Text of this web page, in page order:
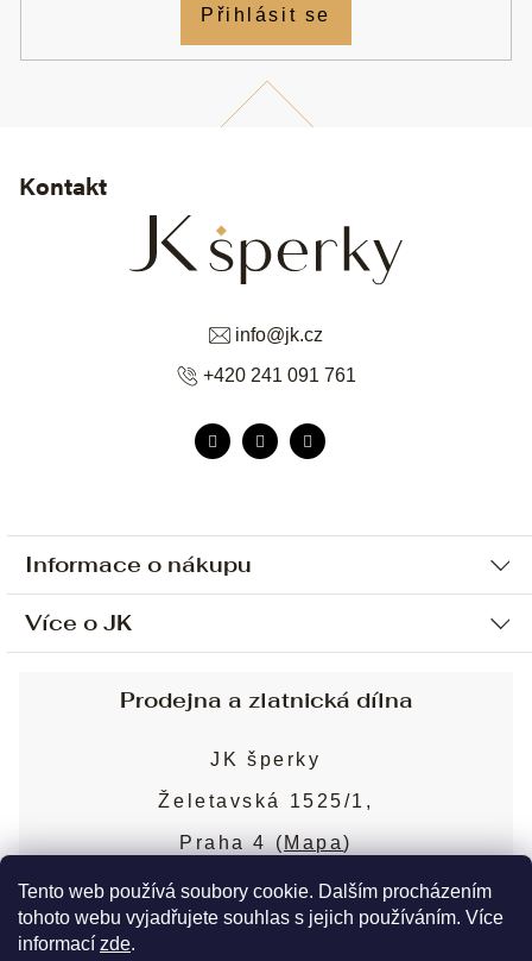
Tento web používá soubory cookie. Dalším procházením
tohoto webu vyjadřujete souhlas s jejich používáním. Více
informací zde.
Informace o nákupu
Ochrana osobních údajů
Sjednání osobní schůzky
Obchodní podmínky
Puncovní značky
Více o JK
Blog
Nejčastější dotazy
Kontakt
info@jk.cz
+420 241 091 761
Přihlásit se
Prodejna a zlatnická dílna
JK šperky
Želetavská 1525/1,
Praha 4 (Mapa)
Více o prodejně